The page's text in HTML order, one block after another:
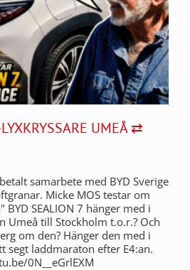
UMEÅ ⇄
samarbete med BYD Sverige
Micke MOS testar om
SEALION 7 hänger med i
Umeå till Stockholm t.o.r.? Och
om den? Hänger den med i
segt laddmaraton efter E4:an.
0N__eGrlEXM